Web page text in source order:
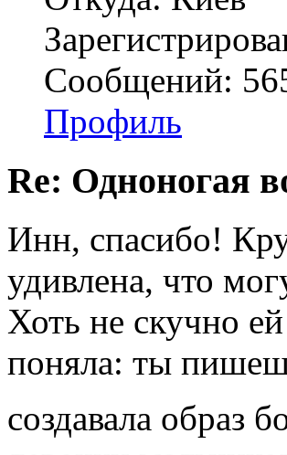
Сообщений:
Профиль
Re: Одноногая
Инн, спасибо!
удивлена, что
Хоть не скучно
поняла: ты
создавала образ